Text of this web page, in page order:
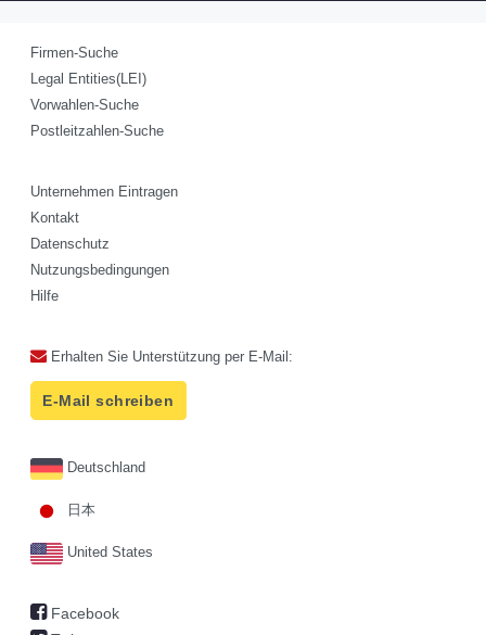
Firmen-Suche
Legal Entities(LEI)
Vorwahlen-Suche
Postleitzahlen-Suche
Unternehmen Eintragen
Kontakt
Datenschutz
Nutzungsbedingungen
Hilfe
Erhalten Sie Unterstützung per E-Mail:
E-Mail schreiben
Deutschland
日本
United States
Facebook